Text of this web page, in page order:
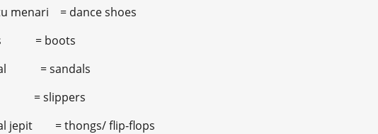
menari = dance shoes
= boots
= sandals
= slippers
jepit = thongs/ flip-flops